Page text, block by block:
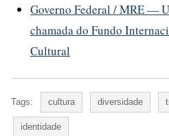
Governo Federal / MRE —
chamada do Fundo
Cultural
Tags: cultura diversidade
identidade